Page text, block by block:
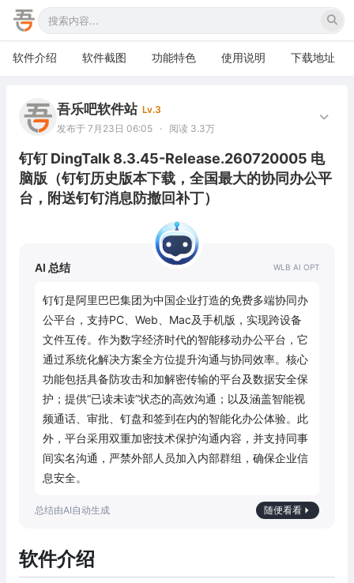
软件介绍 软件截图 功能特色 使用说明 下载地址
吾乐吧软件站 Lv.3
发布于 7月23日 06:05
· 阅读 3.3万
钉钉 DingTalk 8.3.45-Release.260720005 电
脑版（钉钉历史版本下载，全国最大的协同办公平
台，附送钉钉消息防撤回补丁）
AI 总结
钉钉是阿里巴巴集团为中国企业打造的免费多端协同办
公平台，支持PC、Web、Mac及手机版，实现跨设备
文件互传。作为数字经济时代的智能移动办公平台，它
通过系统化解决方案全方位提升沟通与协同效率。核心
功能包括具备防攻击和加解密传输的平台及数据安全保
护；提供“已读未读”状态的高效沟通；以及涵盖智能视
频通话、审批、钉盘和签到在内的智能化办公体验。此
外，平台采用双重加密技术保护沟通内容，并支持同事
间实名沟通，严禁外部人员加入内部群组，确保企业信
息安全。
随便看看
软件介绍